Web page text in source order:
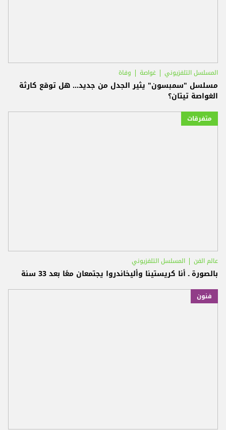
المسلسل التلفزيوني غواصة وفاة
مسلسل "سمبسون" يثير الجدل من جديد... هل توقع كارثة
الغواصة تيتان؟
متفرقات
عالم الفن المسلسل التلفزيوني
بالصورة ـ أنا كريستينا وأليخاندروا يجتمعان معًا بعد 33 سنة
فنون